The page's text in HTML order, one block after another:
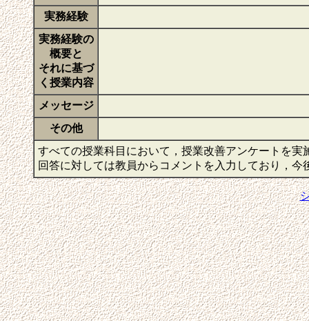
実務経験
実務経験の
概要と
それに基づ
く授業内容
メッセージ
その他
すべての授業科目において，授業改善アンケートを
回答に対しては教員からコメントを入力しており，